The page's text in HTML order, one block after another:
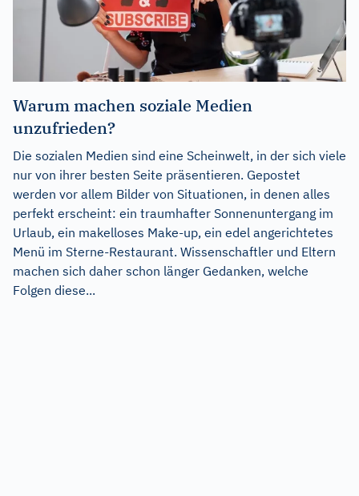
Warum machen soziale Medien
unzufrieden?
Die sozialen Medien sind eine Scheinwelt, in der sich viele
nur von ihrer besten Seite präsentieren. Gepostet
werden vor allem Bilder von Situationen, in denen alles
perfekt erscheint: ein traumhafter Sonnenuntergang im
Urlaub, ein makelloses Make-up, ein edel angerichtetes
Menü im Sterne-Restaurant. Wissenschaftler und Eltern
machen sich daher schon länger Gedanken, welche
Folgen diese...